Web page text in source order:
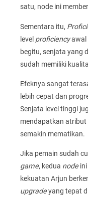
satu, node ini
Sementara itu,
level proficiencyawal
begitu, senjata yang
sudah memiliki
Efeknya sangat
lebih cepat dan
Senjata level tinggi
mendapatkan
semakin mematikan.
Jika pemain sudah
game, kedua nodeini
kekuatan Arjun
upgradeyang tepat